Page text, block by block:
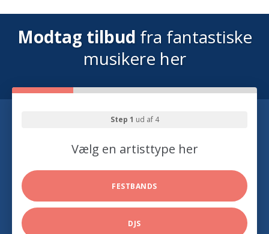
Modtag tilbud fra fantastiske
musikere her
Step 1 ud af 4
Vælg en artisttype her
FESTBANDS
DJS